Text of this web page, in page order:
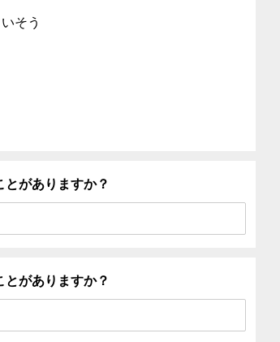
そう
がありますか？
がありますか？